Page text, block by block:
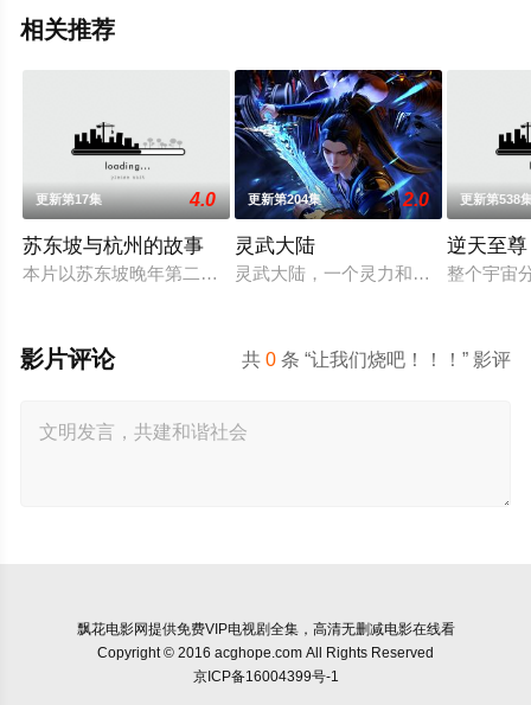
相关推荐
更新第17集 4.0
苏东坡与杭州的故事
本片以苏东坡晚年第二次赴任杭州，与老友佛印（一心想将苏
更新第204集 2.0
灵武大陆
灵武大陆，一个灵力和武魂并存的世
更新第538
逆天至尊
整个宇宙
共0 条 “让我们烧吧！！！” 影评
影片评论
飘花电影网提供免费VIP电视剧全集，高清无删减电影在线看
Copyright © 2016 acghope.com All Rights Reserved
京ICP备16004399号-1